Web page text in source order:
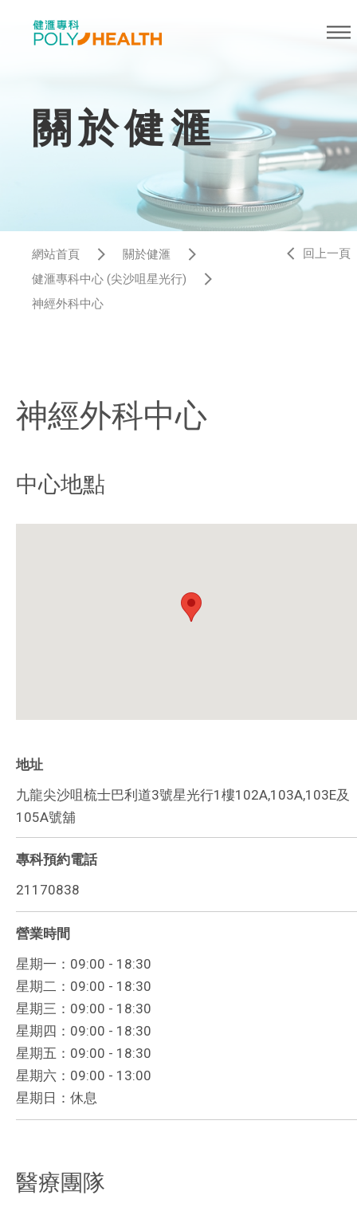
關於健滙
網站首頁
關於健滙
健滙專科中心 (尖沙咀星光行)
神經外科中心
回上一頁
神經外科中心
中心地點
地址
九龍尖沙咀梳士巴利道3號星光行1樓102A,103A,103E及
105A號舖
專科預約電話
21170838
營業時間
星期一：09:00 - 18:30
星期二：09:00 - 18:30
星期三：09:00 - 18:30
星期四：09:00 - 18:30
星期五：09:00 - 18:30
星期六：09:00 - 13:00
星期日：休息
醫療團隊